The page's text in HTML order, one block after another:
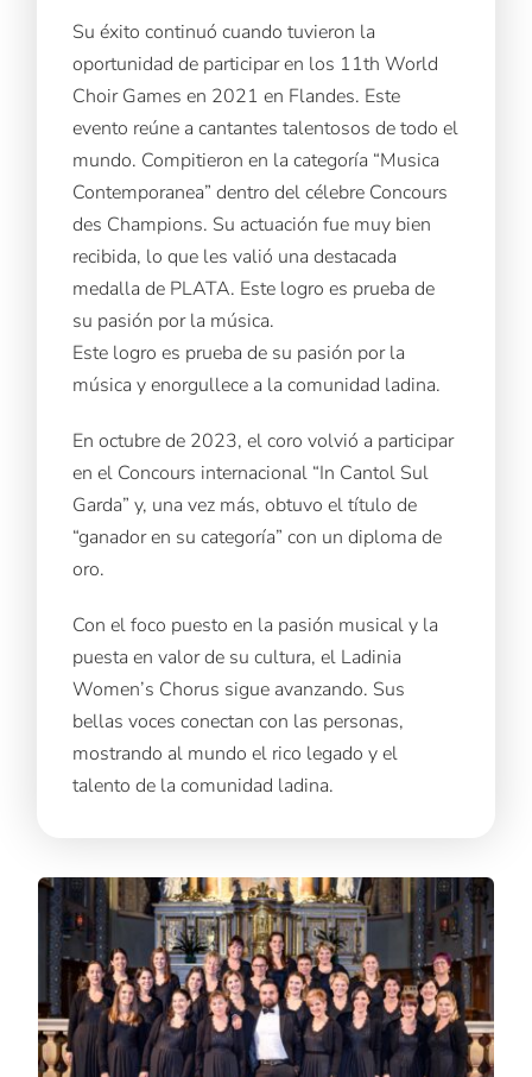
Su éxito continuó cuando tuvieron la
oportunidad de participar en los 11th World
Choir Games en 2021 en Flandes. Este
evento reúne a cantantes talentosos de todo el
mundo. Compitieron en la categoría “Musica
Contemporanea” dentro del célebre Concours
des Champions. Su actuación fue muy bien
recibida, lo que les valió una destacada
medalla de PLATA. Este logro es prueba de
su pasión por la música.
Este logro es prueba de su pasión por la
música y enorgullece a la comunidad ladina.
En octubre de 2023, el coro volvió a participar
en el Concours internacional “In Cantol Sul
Garda” y, una vez más, obtuvo el título de
“ganador en su categoría” con un diploma de
oro.
Con el foco puesto en la pasión musical y la
puesta en valor de su cultura, el Ladinia
Women’s Chorus sigue avanzando. Sus
bellas voces conectan con las personas,
mostrando al mundo el rico legado y el
talento de la comunidad ladina.